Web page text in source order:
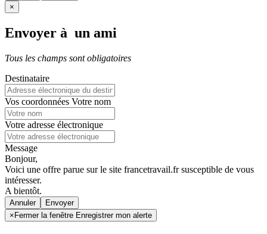
×
Envoyer à un ami
Tous les champs sont obligatoires
Destinataire
Vos coordonnées Votre nom
Votre adresse électronique
Message
Bonjour,
Voici une offre parue sur le site francetravail.fr susceptible de vous
intéresser.
A bientôt.
Annuler
× Fermer la fenêtre Enregistrer mon alerte